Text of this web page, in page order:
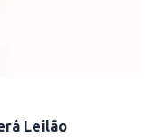
Leilão